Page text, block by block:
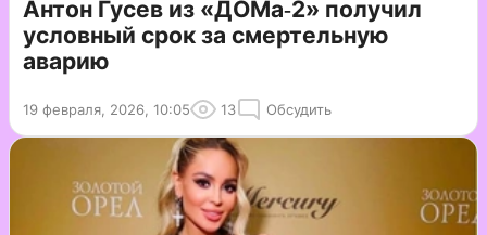
Антон Гусев из «ДОМа‑2» получил
условный срок за смертельную
аварию
19 февраля, 2026, 10:05 13 Обсудить